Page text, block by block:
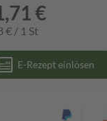
€
€ / 1 St
E-Rezept einlösen